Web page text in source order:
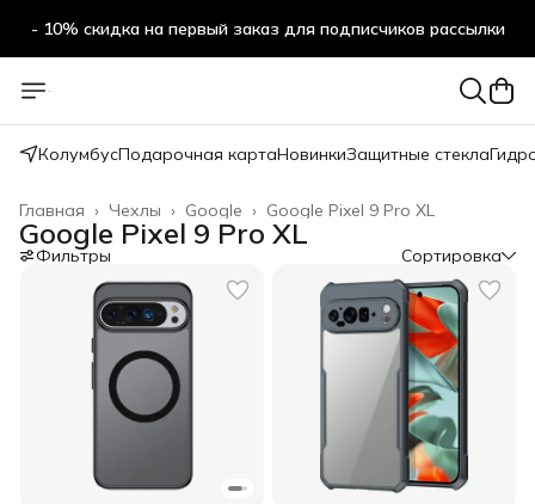
- 10% скидка на первый заказ для подписчиков рассылки
КолумбусПодарочная картаНовинкиЗащитные стекла
Google Pixel 9 Pro XL
Google ›
Чехлы ›
Главная ›
Google Pixel 9 Pro XL
Фильтры Сортировка